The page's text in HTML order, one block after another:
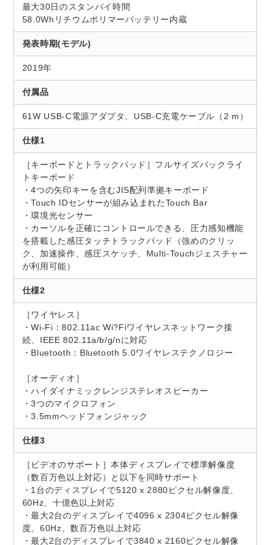
最大30日のスタンバイ時間
58.0Whリチウムポリマーバッテリー内蔵
発表時期(モデル)
2019年
付属品
61W USB-C電源アダプタ、USB-C充電ケーブル（2 m）
仕様1
［キーボードとトラックパッド］フルサイズバックライ
トキーボード
・4つの矢印キーを含むJIS配列準拠キーボード
・Touch IDセンサーが組み込まれたTouch Bar
・環境光センサー
・カーソルを正確にコントロールできる、圧力感知機能
を搭載した感圧タッチトラックパッド（強めのクリッ
ク、加速操作、感圧スケッチ、Multi-Touchジェスチャー
が利用可能）
仕様2
［ワイヤレス］
・Wi-Fi：802.11ac Wi?Fiワイヤレスネットワーク接
続、IEEE 802.11a/b/g/nに対応
・Bluetooth：Bluetooth 5.0ワイヤレステクノロジー
［オーディオ］
・ハイダイナミックレンジステレオスピーカー
・3つのマイクロフォン
・3.5mmヘッドフォンジャック
仕様3
［ビデオのサポート］本体ディスプレイで標準解像度
（数百万色以上対応）と以下を同時サポート
・1台のディスプレイで5120 x 2880ピクセル解像度、
60Hz、十億色以上対応
・最大2台のディスプレイで4096 x 2304ピクセル解像
度、60Hz、数百万色以上対応
・最大2台のディスプレイで3840 x 2160ピクセル解像